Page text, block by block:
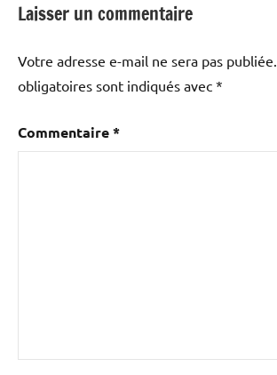
Laisser un commentaire
Votre adresse e-mail ne sera pas publiée.
obligatoires sont indiqués avec *
Commentaire*